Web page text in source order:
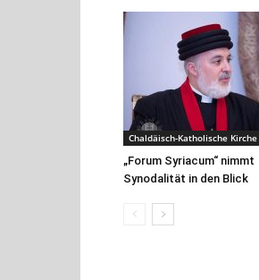
Chaldäisch-Katholische Kirche
„Forum Syriacum“ nimmt
Synodalität in den Blick